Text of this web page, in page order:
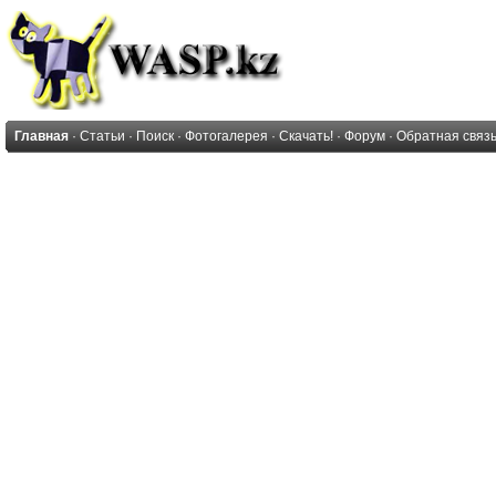
Главная · Статьи · Поиск · Фотогалерея · Скачать! · Форум · Обратная связь